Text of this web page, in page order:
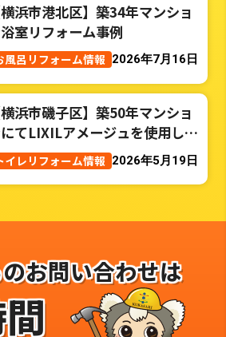
横浜市港北区】築34年マンショ
室リフォーム事例
風呂リフォーム情報 2026年7月16日
横浜市磯子区】築50年マンショ
てLIXILアメージュを使用した
レリフォーム事例
イレリフォーム情報 2026年5月19日
お問い合わせは